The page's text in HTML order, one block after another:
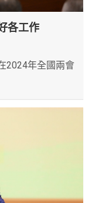
各工作
年全國兩會